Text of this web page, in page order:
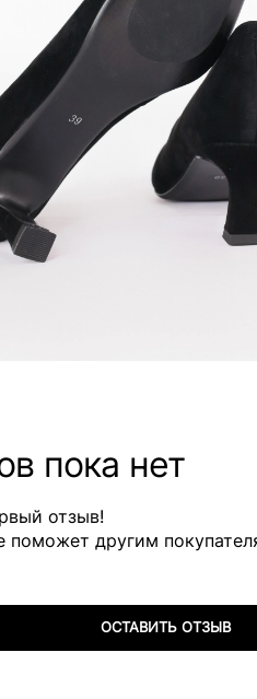
пока нет
отзыв!
поможет другим
ОСТАВИТЬ ОТЗЫВ